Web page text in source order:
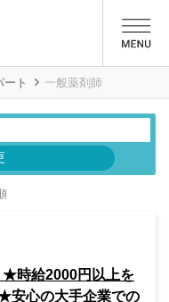
ート 一般薬剤師
時給2000円以上を
安心の大手企業での